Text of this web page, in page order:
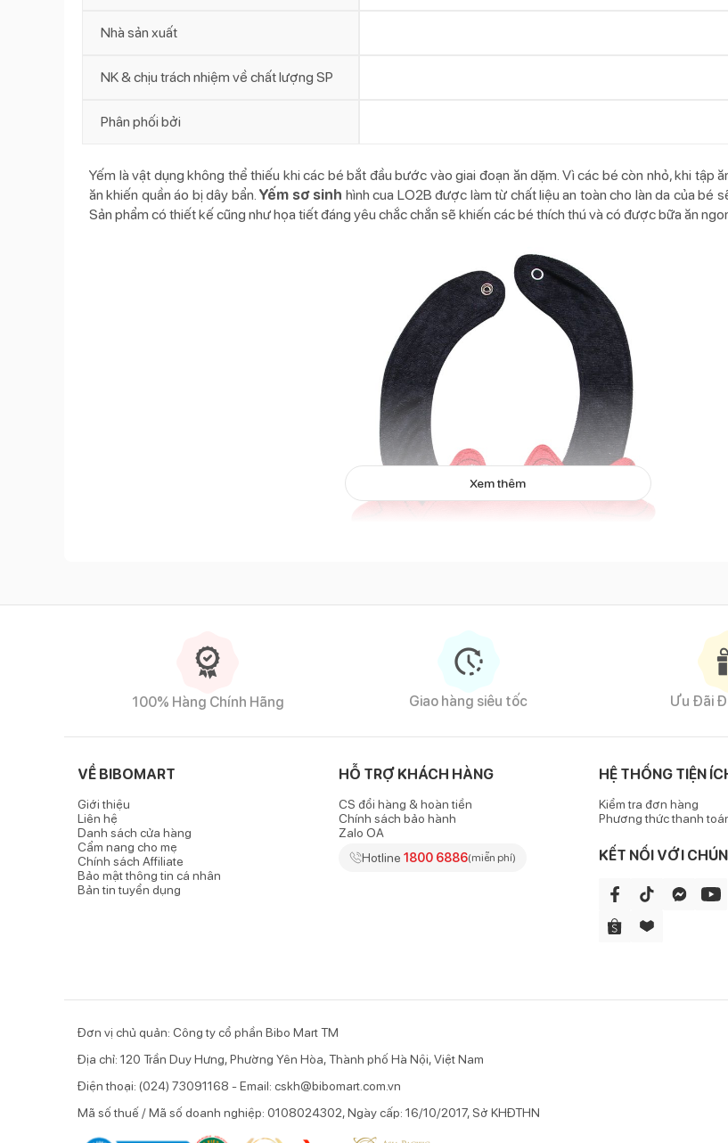
Nhà sản xuất
NK & chịu trách nhiệm về chất lượng SP
Phân phối bởi
Yếm là vật dụng không thể thiếu khi các bé bắt đầu bước vào giai đoạn ăn dặm. Vì các bé còn nhỏ, khi tập
ăn khiến quần áo bị dây bẩn. Yếm sơ sinh hình cua LO2B được làm từ chất liệu an toàn cho làn da của bé
Sản phẩm có thiết kế cũng như họa tiết đáng yêu chắc chắn sẽ khiến các bé thích thú và có được bữa ăn
Yếm sơ sinh
Đặc điểm nổi bật của sản phẩm
Chất liệu an toàn, mềm mại
Yếm sơ sinh hình cuaLO2B cấu tạo 2 lớp với bề mặt mềm mại, mịn màng, chất liệu thân thiện, an toàn
được may đường viền mềm mại tạo cho bé cảm giác thoải mái, các đường chỉ may cẩn thận, chắc chắn,
Thiết kế tiện lợi
- Kích thước mặt yếm vừa vặn, phù hợp để sử dụng cho bé, giúp hạn chế tối đa thức ăn rơi vãi làm dây bẩn lên
Bé cũng sẽ luôn thoải mái mà không hề vướng víu trong các hoạt động khi đeo yếm.
- Mẹ mặc yếm, thay yếm cho bé dễ dàng với khuy bấm sau cổ chắc chắn, tiện lợi, không làm ảnh hưởng
Hình ảnh bạn cua ngộ nghĩnh kết hợp cùng các màu sắc rực rỡ ngập tràn, bé sẽ hoàn toàn bị thu hút, thích
Xem thêm
100% Hàng Chính Hãng Giao hàng siêu tốc Ưu Đãi
VỀ BIBOMART
Giới thiệu
Liên hệ
Danh sách cửa hàng
Cẩm nang cho mẹ
Chính sách Affiliate
Bảo mật thông tin cá nhân
Bản tin tuyển dụng
HỖ TRỢ KHÁCH HÀNG
CS đổi hàng & hoàn tiền
Chính sách bảo hành
Zalo OA
Hotline 1800 6886(miễn phí)
HỆ THỐNG TIỆN
Kiểm tra đơn hàng
Phương thức thanh
KẾT NỐI VỚI
Đơn vị chủ quản: Công ty cổ phần Bibo Mart TM
Địa chỉ: 120 Trần Duy Hưng, Phường Yên Hòa, Thành phố Hà Nội, Việt Nam
Điện thoại: (024) 73091168 - Email: cskh@bibomart.com.vn
Mã số thuế / Mã số doanh nghiệp: 0108024302, Ngày cấp: 16/10/2017, Sở KHĐTHN